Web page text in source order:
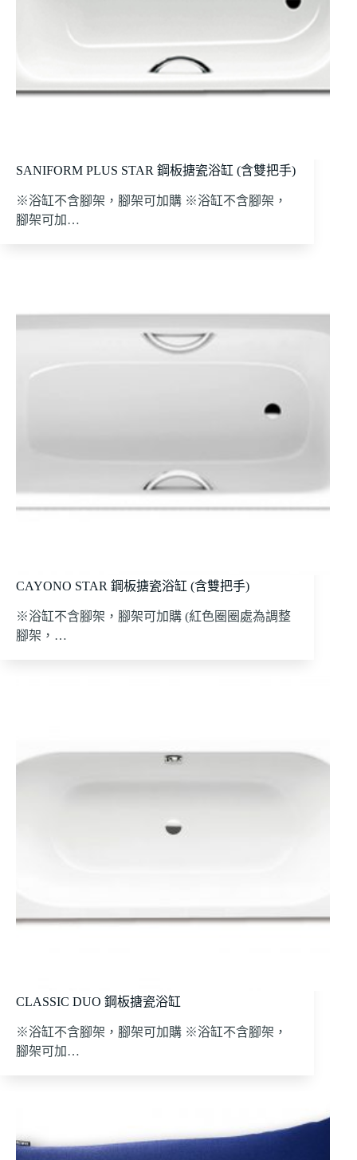
SANIFORM PLUS STAR 鋼板搪瓷浴缸 (含雙把手)
※浴缸不含腳架，腳架可加購 ※浴缸不含腳架，
腳架可加…
CAYONO STAR 鋼板搪瓷浴缸 (含雙把手)
※浴缸不含腳架，腳架可加購 (紅色圈圈處為調整
腳架，…
CLASSIC DUO 鋼板搪瓷浴缸
※浴缸不含腳架，腳架可加購 ※浴缸不含腳架，
腳架可加…